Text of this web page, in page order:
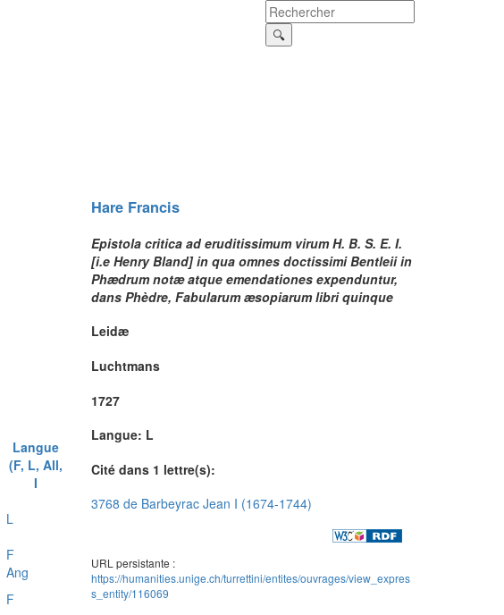
Langue
(F, L, All,
I
L
F
Ang
F
Hare Francis
Epistola critica ad eruditissimum virum H. B. S. E. I.
[i.e Henry Bland] in qua omnes doctissimi Bentleii in
Phædrum notæ atque emendationes expenduntur,
dans Phèdre, Fabularum æsopiarum libri quinque
Leidæ
Luchtmans
1727
Langue: L
Cité dans 1 lettre(s):
3768 de Barbeyrac Jean I (1674-1744)
URL persistante :
https://humanities.unige.ch/turrettini/entites/ouvrages/view_expres
s_entity/116069